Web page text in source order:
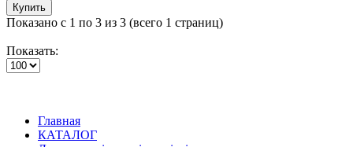
Купить
Показано с 1 по 3 из 3 (всего 1 страниц)
Показать:
Главная
КАТАЛОГ